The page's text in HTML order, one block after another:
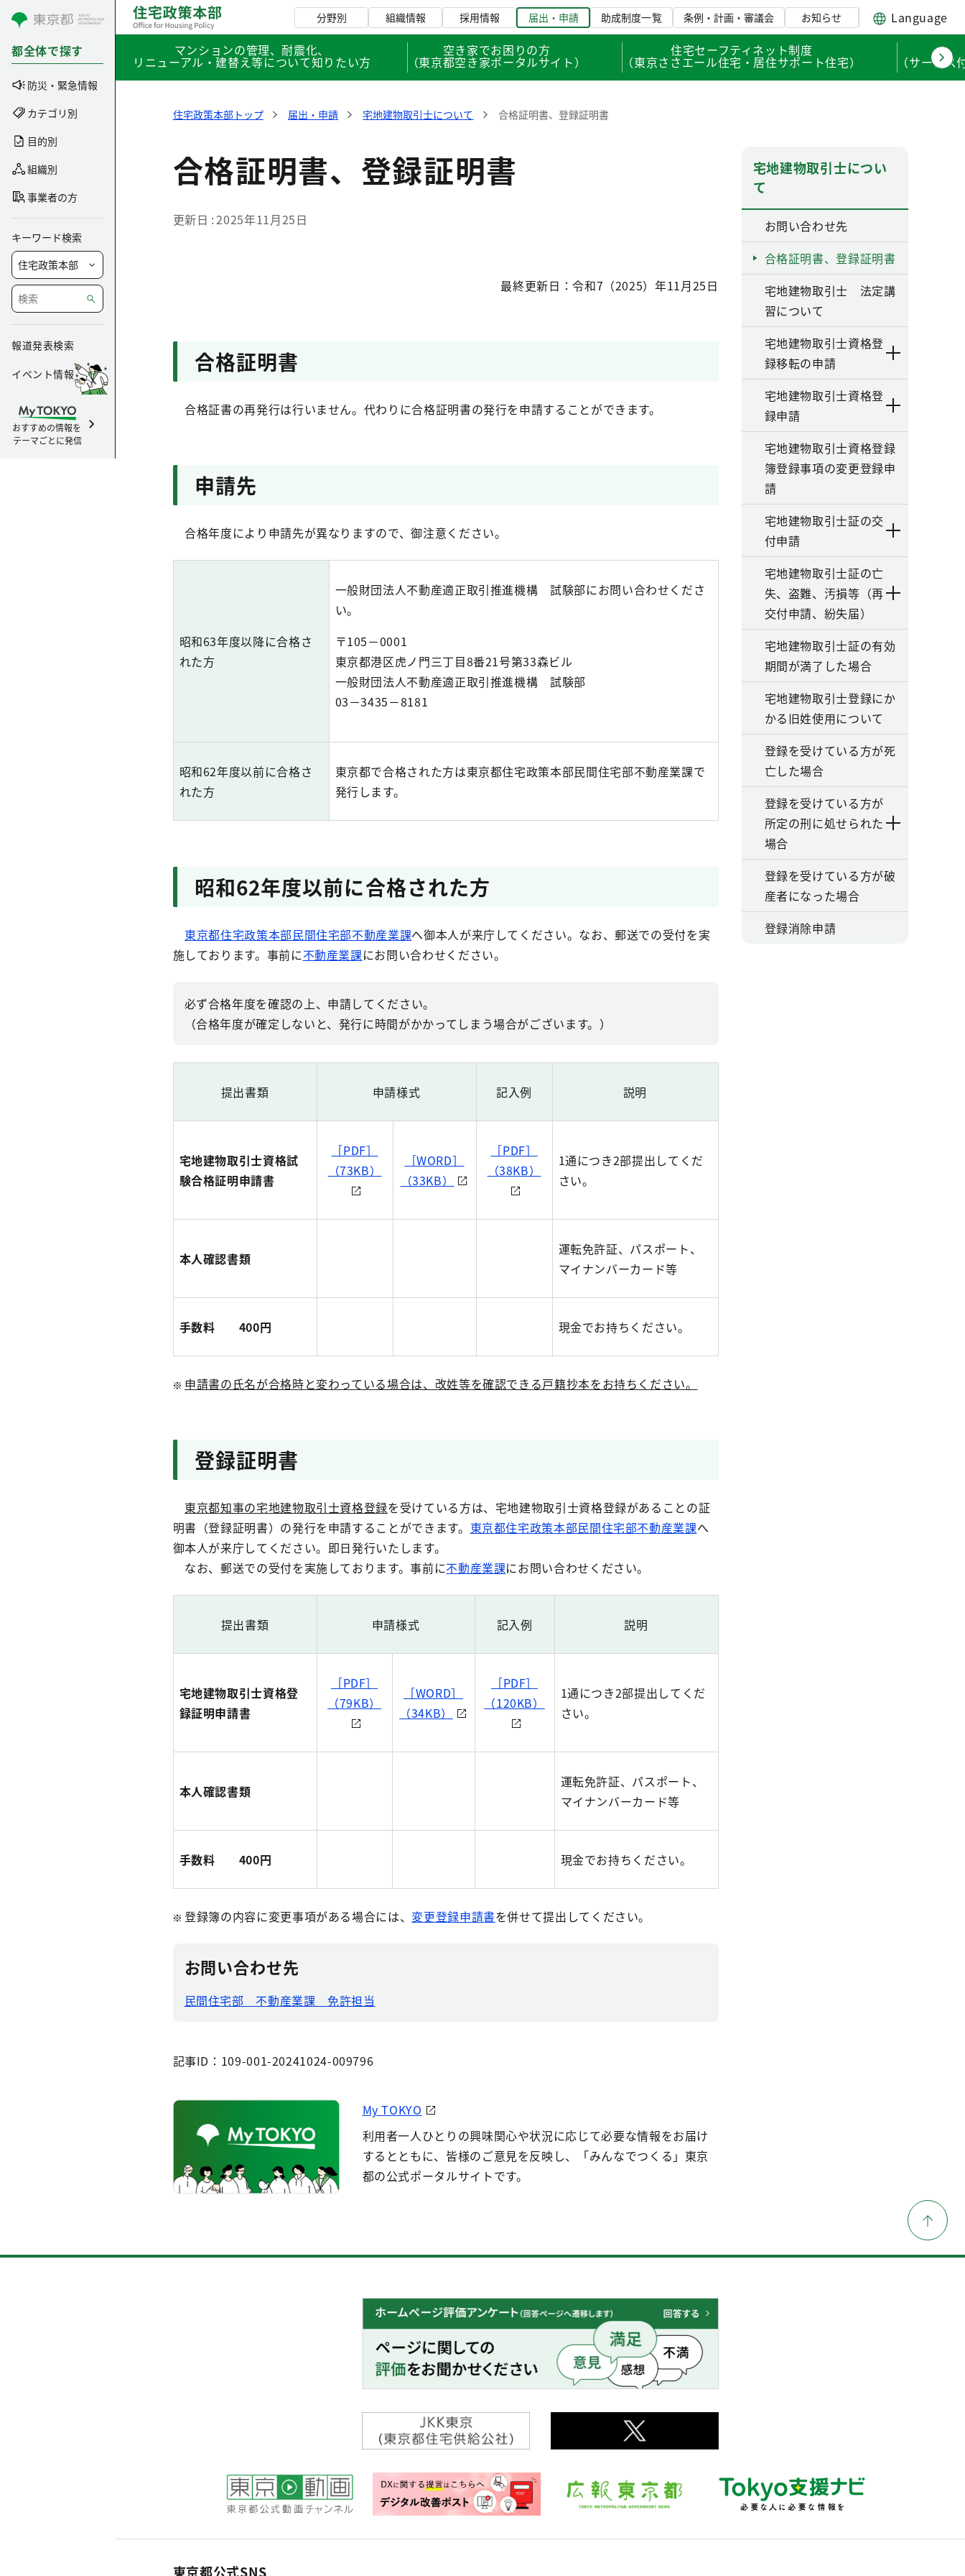
コンテンツにスキップ
都全体で探す
防災・緊急情報
カテゴリ別
目的別
組織別
事業者の方
キーワード検索
報道発表検索
イベント情報
おすすめの情報を
テーマごとに発信
分野別 組織情報 採用情報 届出・申請 助成制度一覧 条例・計画・審議会 お知らせ
Language
マンションの管理、耐震化、
リニューアル・建替え等について知りたい方
空き家でお困りの方
（東京都空き家ポータルサイト）
住宅セーフティネット制度
（東京ささエール住宅・居住サポート住宅） （サービ
住宅政策本部トップ 届出・申請 宅地建物取引士について 合格証明書、登録証明書
合格証明書、登録証明書
更新日 2025年11月25日
最終更新日：令和7（2025）年11月25日
合格証明書
合格証書の再発行は行いません。代わりに合格証明書の発行を申請することができます。
申請先
合格年度により申請先が異なりますので、御注意ください。
昭和63年度以降に合格さ
れた方
一般財団法人不動産適正取引推進機構 試験部にお問い合わせくださ
い。
〒105－0001
東京都港区虎ノ門三丁目8番21号第33森ビル
一般財団法人不動産適正取引推進機構 試験部
03－3435－8181
昭和62年度以前に合格さ
れた方
東京都で合格された方は東京都住宅政策本部民間住宅部不動産業課で
発行します。
昭和62年度以前に合格された方
東京都住宅政策本部民間住宅部不動産業課へ御本人が来庁してください。なお、郵送での受付を実
施しております。事前に不動産業課にお問い合わせください。
必ず合格年度を確認の上、申請してください。
（合格年度が確定しないと、発行に時間がかかってしまう場合がございます。）
提出書類 申請様式 記入例 説明
宅地建物取引士資格試
験合格証明申請書
［PDF］
（73KB）
［WORD］
（33KB）
［PDF］
（38KB）
1通につき2部提出してくだ
さい。
本人確認書類
運転免許証、パスポート、
マイナンバーカード等
手数料 400円 現金でお持ちください。
申請書の氏名が合格時と変わっている場合は、改姓等を確認できる戸籍抄本をお持ちください。
登録証明書
東京都知事の宅地建物取引士資格登録を受けている方は、宅地建物取引士資格登録があることの証
明書（登録証明書）の発行を申請することができます。 東京都住宅政策本部民間住宅部不動産業課へ
御本人が来庁してください。即日発行いたします。
なお、郵送での受付を実施しております。事前に不動産業課にお問い合わせください。
提出書類 申請様式 記入例 説明
宅地建物取引士資格登
録証明申請書
［PDF］
（79KB）
［WORD］
（34KB）
［PDF］
（120KB）
1通につき2部提出してくだ
さい。
本人確認書類
運転免許証、パスポート、
マイナンバーカード等
手数料 400円 現金でお持ちください。
登録簿の内容に変更事項がある場合には、 変更登録申請書を併せて提出してください。
お問い合わせ先
民間住宅部 不動産業課 免許担当
記事ID：109-001-20241024-009796
My TOKYO
利用者一人ひとりの興味関心や状況に応じて必要な情報をお届け
するとともに、皆様のご意見を反映し、「みんなでつくる」東京
都の公式ポータルサイトです。
宅地建物取引士につい
て
お問い合わせ先
合格証明書、登録証明書
宅地建物取引士 法定講
習について
宅地建物取引士資格登
録移転の申請
宅地建物取引士資格登
録申請
宅地建物取引士資格登録
簿登録事項の変更登録申
請
宅地建物取引士証の交
付申請
宅地建物取引士証の亡
失、盗難、汚損等（再
交付申請、紛失届）
宅地建物取引士証の有効
期間が満了した場合
宅地建物取引士登録にか
かる旧姓使用について
登録を受けている方が死
亡した場合
登録を受けている方が
所定の刑に処せられた
場合
登録を受けている方が破
産者になった場合
登録消除申請
東京都公式SNS